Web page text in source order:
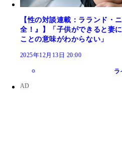
【性の対談連載：ラランド・
全！』】「子供ができると妻
ことの意味がわからない」
2025年12月13日 20:00
ラ